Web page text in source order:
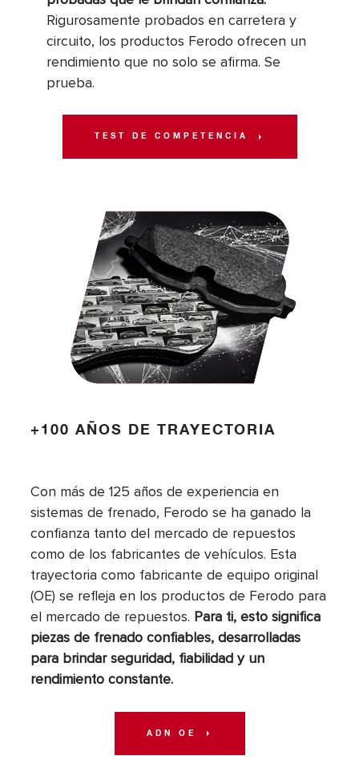
Rigurosamente probados en carretera y
circuito, los productos Ferodo ofrecen un
rendimiento que no solo se afirma. Se
prueba.
TEST DE COMPETENCIA
+100 AÑOS DE TRAYECTORIA
Con más de 125 años de experiencia en
sistemas de frenado, Ferodo se ha ganado la
confianza tanto del mercado de repuestos
como de los fabricantes de vehículos. Esta
trayectoria como fabricante de equipo original
(OE) se refleja en los productos de Ferodo para
el mercado de repuestos. Para ti, esto significa
piezas de frenado confiables, desarrolladas
para brindar seguridad, fiabilidad y un
rendimiento constante.
ADN OE